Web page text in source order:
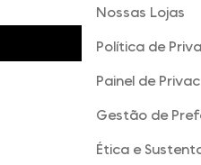
Nossas Lojas
Política de
Painel de
Gestão de
Ética e